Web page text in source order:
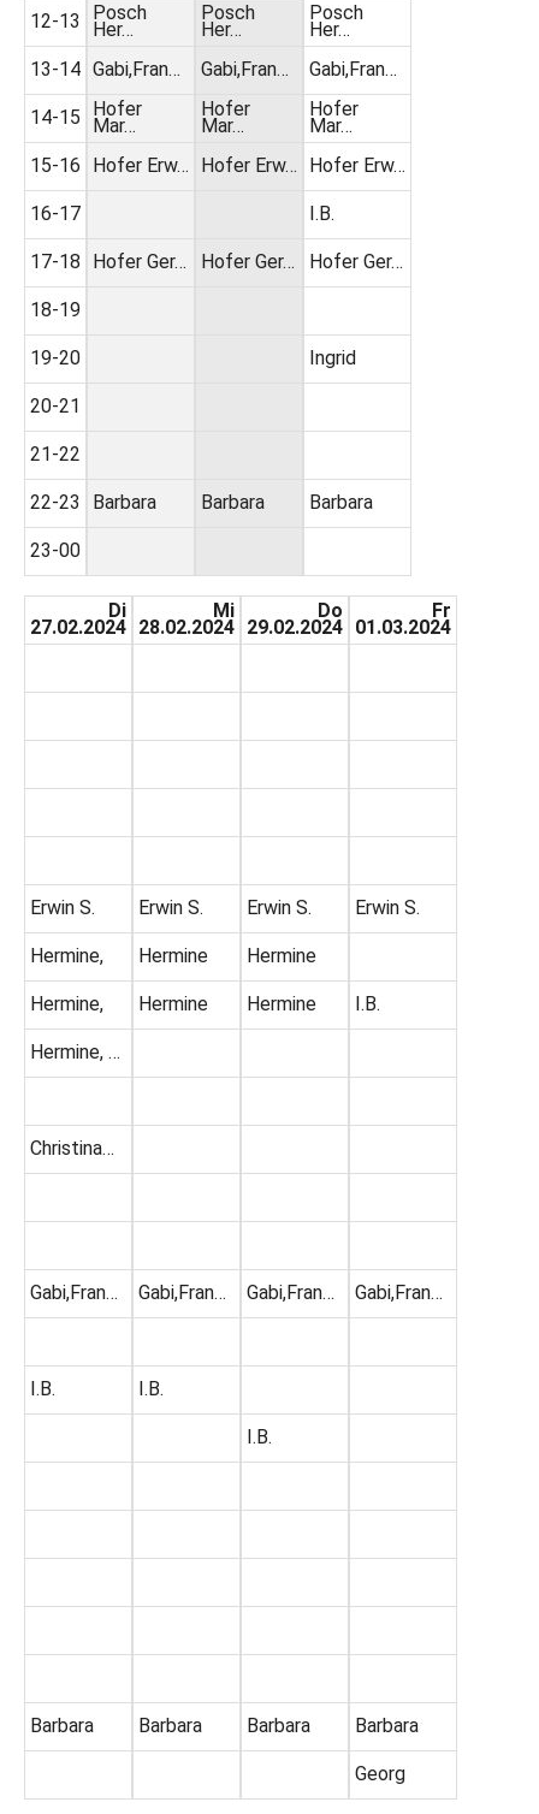
12-13
13-14
14-15
15-16
16-17
17-18
18-19
19-20
20-21
21-22
22-23
23-00
Posch
Her…
Gabi,Fran…
Hofer
Mar…
Hofer Erw…
Hofer Ger…
Barbara
Posch
Her…
Gabi,Fran…
Hofer
Mar…
Hofer Erw…
Hofer Ger…
Barbara
Posch
Her…
Gabi,Fran…
Hofer
Mar…
Hofer Erw…
I.B.
Hofer Ger…
Ingrid
Barbara
Di
27.02.2024
Erwin S.
Hermine,
Hermine,
Hermine, …
Christina…
Gabi,Fran…
I.B.
Barbara
Mi
28.02.2024
Erwin S.
Hermine
Hermine
Gabi,Fran…
I.B.
Barbara
Do
29.02.2024
Erwin S.
Hermine
Hermine
Gabi,Fran…
I.B.
Barbara
Fr
01.03.2024
Erwin S.
I.B.
Gabi,Fran…
Barbara
Georg